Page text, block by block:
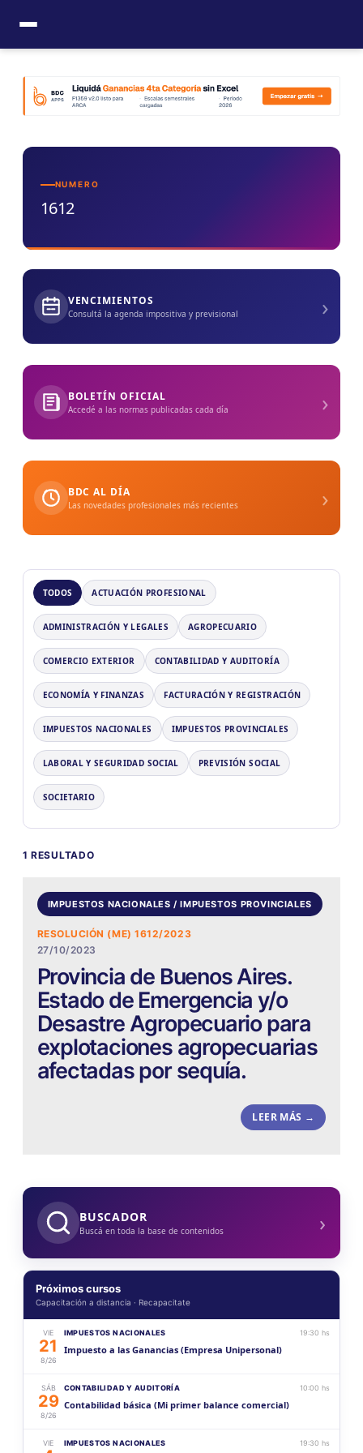
contenido
NUMERO
1612
VENCIMIENTOS
Consultá la agenda impositiva y previsional ›
BOLETÍN OFICIAL
Accedé a las normas publicadas cada día ›
BDC AL DÍA
Las novedades profesionales más recientes ›
TODOS ACTUACIÓN PROFESIONAL
ADMINISTRACIÓN Y LEGALES AGROPECUARIO
COMERCIO EXTERIOR CONTABILIDAD Y AUDITORÍA
ECONOMÍA Y FINANZAS FACTURACIÓN Y REGISTRACIÓN
IMPUESTOS NACIONALES IMPUESTOS PROVINCIALES
LABORAL Y SEGURIDAD SOCIAL PREVISIÓN SOCIAL
SOCIETARIO
1 RESULTADO
IMPUESTOS NACIONALES / IMPUESTOS PROVINCIALES
RESOLUCIÓN (ME) 1612/2023
27/10/2023
Provincia de Buenos Aires.
Estado de Emergencia y/o
Desastre Agropecuario para
explotaciones agropecuarias
afectadas por sequía.
LEER MÁS →
BUSCADOR
Buscá en toda la base de contenidos ›
Próximos cursos
Capacitación a distancia · Recapacitate
VIE
21
8/26
IMPUESTOS NACIONALES 19:30 hs
Impuesto a las Ganancias (Empresa Unipersonal)
SÁB
29
8/26
CONTABILIDAD Y AUDITORÍA 10:00 hs
Contabilidad básica (Mi primer balance comercial)
VIE IMPUESTOS NACIONALES 19:30 hs